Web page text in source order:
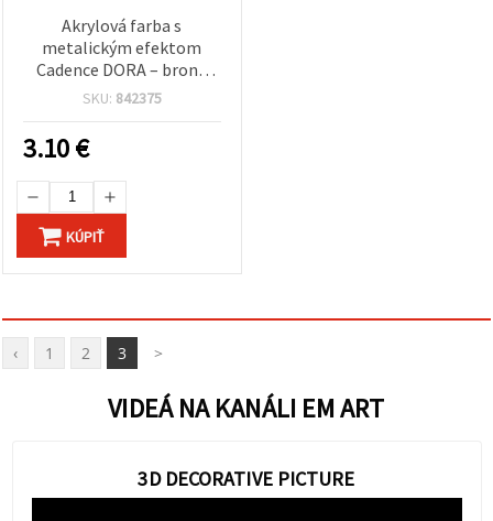
Akrylová farba s
metalickým efektom
Cadence DORA – bronz
167, 50 ml | Metalická
hobby, plátno, drevo a
SKU: 842375
3.10€
KÚPIŤ
‹ 1 2 3 >
VIDEÁ NA KANÁLI EM ART
3D DECORATIVE PICTURE